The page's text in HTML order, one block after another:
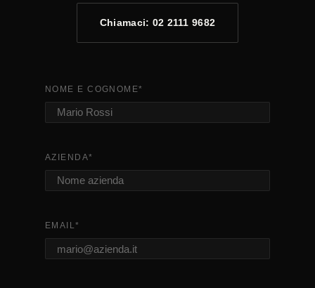
Chiamaci: 02 2111 9682
NOME E COGNOME*
AZIENDA*
EMAIL*